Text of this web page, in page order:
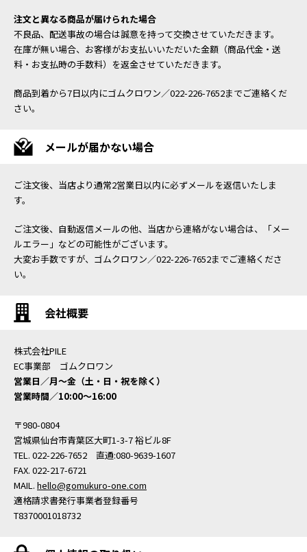
注文と異なる商品が届けられた場合
不良品、配送事故の場合は誠意を持って交換させていただきます。
在庫が無い場合、お客様がお支払いいただいた金額（商品代金・送
料・お支払時の手数料）を返金させていただきます。
商品到着から7日以内にゴムクロワン／022-226-7652までご連絡くだ
さい。
メールが届かない場合
ご注文後、当店より通常2営業日以内に必ずメールを返信いたしま
す。
ご注文後、自動返信メールの他、当店から連絡がない場合は、「メー
ルエラー」などの可能性がございます。
大変お手数ですが、ゴムクロワン／022-226-7652までご連絡くださ
い。
会社概要
株式会社PILE
EC事業部 ゴムクロワン
営業日／月〜金（土・日・祝を除く）
営業時間／10:00〜16:00
〒980-0804
宮城県仙台市青葉区大町1-3-7 裕ビル8F
TEL. 022-226-7652 直通:080-9639-1607
FAX. 022-217-6721
MAIL. hello@gomukuro-one.com
適格請求書発行事業者登録番号
T8370001018732